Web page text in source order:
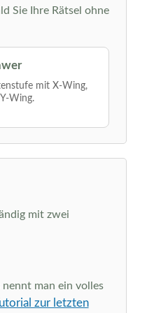
Sie Ihre Rätsel ohne
mit X-Wing,
Wing.
mit zwei
man ein volles
zur letzten